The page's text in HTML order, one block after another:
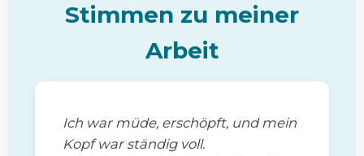
Stimmen zu meiner
Arbeit
Ich war müde, erschöpft, und mein
Kopf war ständig voll.